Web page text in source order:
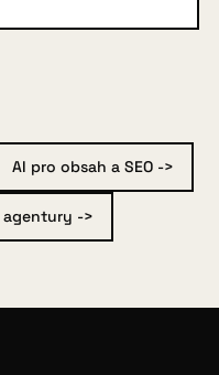
AI pro obsah a SEO ->
agentury ->